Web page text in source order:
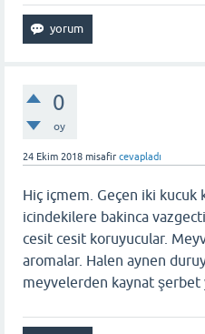
0
oy
24 Ekim 2018 misafir cevapladı
Hiç içmem. Geçen iki kucuk
icindekilere bakinca
cesit cesit koruyucular.
aromalar. Halen aynen
meyvelerden kaynat şerbet